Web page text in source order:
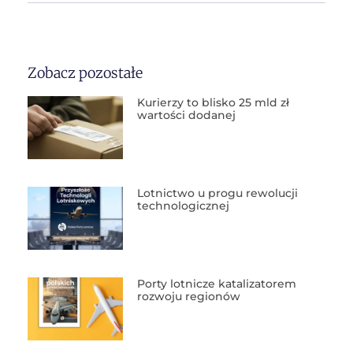
Zobacz pozostałe
Kurierzy to blisko 25 mld zł
wartości dodanej
Lotnictwo u progu rewolucji
technologicznej
Porty lotnicze katalizatorem
rozwoju regionów